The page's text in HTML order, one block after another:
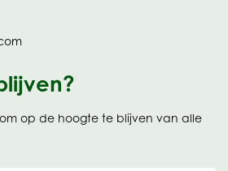
op de hoogte te blijven van alle